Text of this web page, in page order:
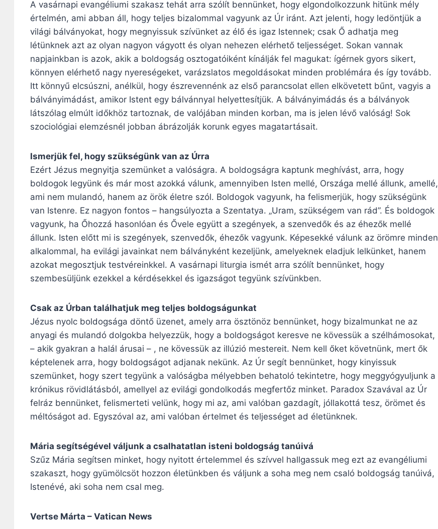
A vasárnapi evangéliumi szakasz tehát arra szólít bennünket, hogy elgondolkozzunk hitünk mély
értelmén, ami abban áll, hogy teljes bizalommal vagyunk az Úr iránt. Azt jelenti, hogy ledöntjük a
világi bálványokat, hogy megnyissuk szívünket az élő és igaz Istennek; csak Ő adhatja meg
létünknek azt az olyan nagyon vágyott és olyan nehezen elérhető teljességet. Sokan vannak
napjainkban is azok, akik a boldogság osztogatóiként kínálják fel magukat: ígérnek gyors sikert,
könnyen elérhető nagy nyereségeket, varázslatos megoldásokat minden problémára és így tovább.
Itt könnyű elcsúszni, anélkül, hogy észrevennénk az első parancsolat ellen elkövetett bűnt, vagyis a
bálványimádást, amikor Istent egy bálvánnyal helyettesítjük. A bálványimádás és a bálványok
látszólag elmúlt időkhöz tartoznak, de valójában minden korban, ma is jelen lévő valóság! Sok
szociológiai elemzésnél jobban ábrázolják korunk egyes magatartásait.
Ismerjük fel, hogy szükségünk van az Úrra
Ezért Jézus megnyitja szemünket a valóságra. A boldogságra kaptunk meghívást, arra, hogy
boldogok legyünk és már most azokká válunk, amennyiben Isten mellé, Országa mellé állunk, amellé,
ami nem mulandó, hanem az örök életre szól. Boldogok vagyunk, ha felismerjük, hogy szükségünk
van Istenre. Ez nagyon fontos – hangsúlyozta a Szentatya. „Uram, szükségem van rád”. És boldogok
vagyunk, ha Őhozzá hasonlóan és Ővele együtt a szegények, a szenvedők és az éhezők mellé
állunk. Isten előtt mi is szegények, szenvedők, éhezők vagyunk. Képesekké válunk az örömre minden
alkalommal, ha evilági javainkat nem bálványként kezeljünk, amelyeknek eladjuk lelkünket, hanem
azokat megosztjuk testvéreinkkel. A vasárnapi liturgia ismét arra szólít bennünket, hogy
szembesüljünk ezekkel a kérdésekkel és igazságot tegyünk szívünkben.
Csak az Úrban találhatjuk meg teljes boldogságunkat
Jézus nyolc boldogsága döntő üzenet, amely arra ösztönöz bennünket, hogy bizalmunkat ne az
anyagi és mulandó dolgokba helyezzük, hogy a boldogságot keresve ne kövessük a szélhámosokat,
– akik gyakran a halál árusai – , ne kövessük az illúzió mestereit. Nem kell őket követnünk, mert ők
képtelenek arra, hogy boldogságot adjanak nekünk. Az Úr segít bennünket, hogy kinyissuk
szemünket, hogy szert tegyünk a valóságba mélyebben behatoló tekintetre, hogy meggyógyuljunk a
krónikus rövidlátásból, amellyel az evilági gondolkodás megfertőz minket. Paradox Szavával az Úr
felráz bennünket, felismerteti velünk, hogy mi az, ami valóban gazdagít, jóllakottá tesz, örömet és
méltóságot ad. Egyszóval az, ami valóban értelmet és teljességet ad életünknek.
Mária segítségével váljunk a csalhatatlan isteni boldogság tanúivá
Szűz Mária segítsen minket, hogy nyitott értelemmel és szívvel hallgassuk meg ezt az evangéliumi
szakaszt, hogy gyümölcsöt hozzon életünkben és váljunk a soha meg nem csaló boldogság tanúivá,
Istenévé, aki soha nem csal meg.
Vertse Márta – Vatican News